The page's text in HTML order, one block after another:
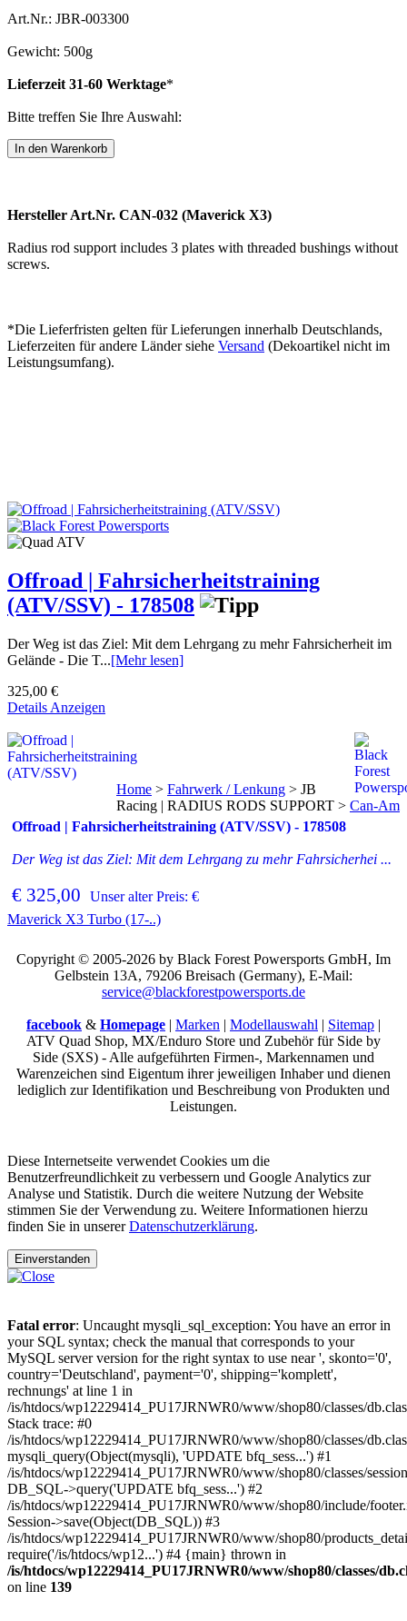
Art.Nr.: JBR-003300
Gewicht: 500g
Lieferzeit 31-60 Werktage*
Bitte treffen Sie Ihre Auswahl:
Hersteller Art.Nr. CAN-032 (Maverick X3)
Radius rod support includes 3 plates with threaded bushings without
screws.
*Die Lieferfristen gelten für Lieferungen innerhalb Deutschlands,
Lieferzeiten für andere Länder siehe Versand (Dekoartikel nicht im
Leistungsumfang).
Offroad | Fahrsicherheitstraining
(ATV/SSV) - 178508
Der Weg ist das Ziel: Mit dem Lehrgang zu mehr Fahrsicherheit im
Gelände - Die T...[Mehr lesen]
325,00 €
Details Anzeigen
Offroad | Fahrsicherheitstraining (ATV/SSV) - 178508
Der Weg ist das Ziel: Mit dem Lehrgang zu mehr Fahrsicherhei ...
€ 325,00 Unser alter Preis: €
Home > Fahrwerk / Lenkung > JB
Racing | RADIUS RODS SUPPORT > Can-Am
Maverick X3 Turbo (17-..)
Copyright © 2005-2026 by Black Forest Powersports GmbH, Im
Gelbstein 13A, 79206 Breisach (Germany), E-Mail:
service@blackforestpowersports.de
facebook & Homepage | Marken | Modellauswahl | Sitemap |
ATV Quad Shop, MX/Enduro Store und Zubehör für Side by
Side (SXS) - Alle aufgeführten Firmen-, Markennamen und
Warenzeichen sind Eigentum ihrer jeweiligen Inhaber und dienen
lediglich zur Identifikation und Beschreibung von Produkten und
Leistungen.
Diese Internetseite verwendet Cookies um die
Benutzerfreundlichkeit zu verbessern und Google Analytics zur
Analyse und Statistik. Durch die weitere Nutzung der Website
stimmen Sie der Verwendung zu. Weitere Informationen hierzu
finden Sie in unsererDatenschutzerklärung.
Einverstanden
Fatal error: Uncaught mysqli_sql_exception: You have an error in
your SQL syntax; check the manual that corresponds to your
MySQL server version for the right syntax to use near ', skonto='0',
country='Deutschland', payment='0', shipping='komplett',
rechnungs' at line 1 in
/is/htdocs/wp12229414_PU17JRNWR0/www/shop80/classes/
Stack trace: #0
/is/htdocs/wp12229414_PU17JRNWR0/www/shop80/classes/
mysqli_query(Object(mysqli), 'UPDATE bfq_sess...') #1
/is/htdocs/wp12229414_PU17JRNWR0/www/shop80/classes/
DB_SQL->query('UPDATE bfq_sess...') #2
/is/htdocs/wp12229414_PU17JRNWR0/www/shop80/include/
Session->save(Object(DB_SQL)) #3
/is/htdocs/wp12229414_PU17JRNWR0/www/shop80/
require('/is/htdocs/wp12...') #4 {main} thrown in
/is/htdocs/wp12229414_PU17JRNWR0/www/shop80/classes/
on line 139